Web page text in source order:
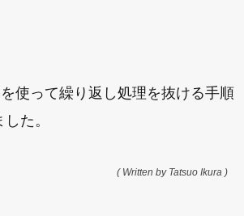
使って繰り返し処理を抜ける手順
た。
( Written by Tatsuo Ikura )